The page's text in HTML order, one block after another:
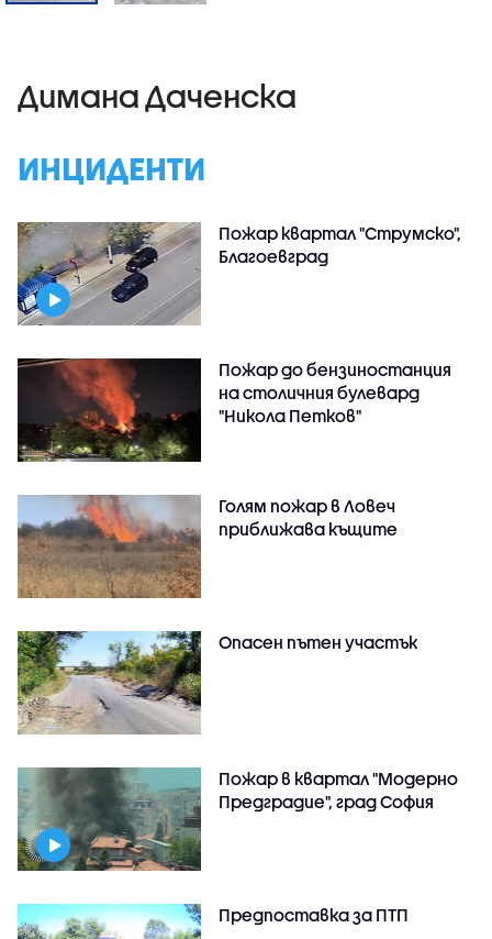
Димана Даченска
ИНЦИДЕНТИ
Пожар квартал "Струмско",
Благоевград
Пожар до бензиностанция
на столичния булевард
"Никола Петков"
Голям пожар в Ловеч
приближава къщите
Опасен пътен участък
Пожар в квартал "Модерно
Предградие", град София
Предпоставка за ПТП